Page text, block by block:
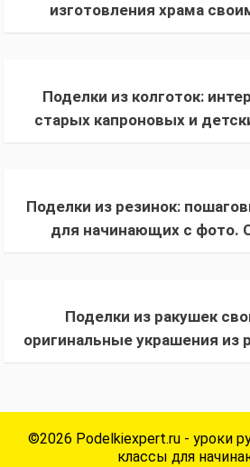
изготовления храма
Поделки из колготок:
старых капроновых и
Поделки из резинок:
для начинающих с фото.
Поделки из ракушек
оригинальные украшения из
©2026 Podelkiexpert.ru - уроки
классы для